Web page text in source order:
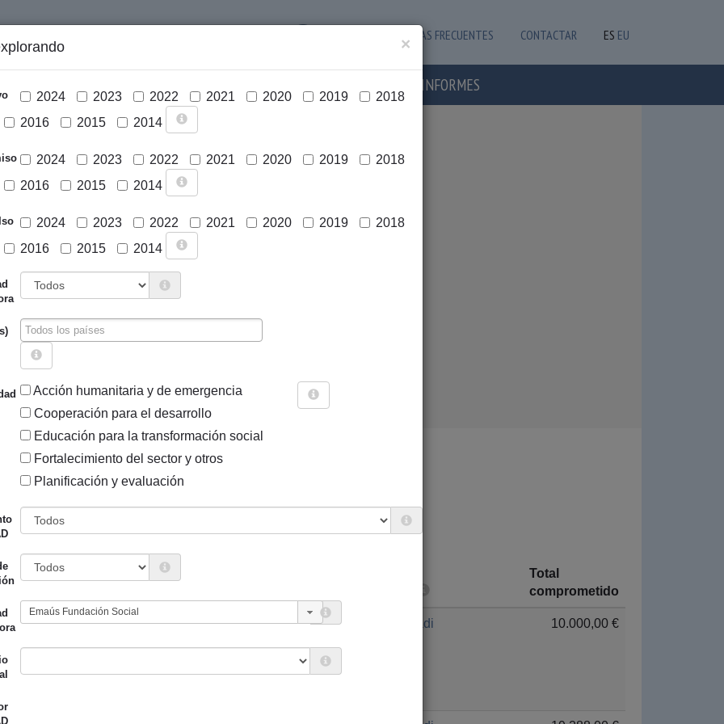
PREGUNTAS FRECUENTES CONTACTAR ES EU
NOTICIAS E INFORMES
Sigue explorando
×
2024 2023 2022 2021 2020 2019
2018
2016 2015 2014
2024 2023 2022 2021 2020 2019
2018
2016 2015 2014
2024 2023 2022 2021 2020 2019
2018
2016 2015 2014
Acción humanitaria y de emergencia
Cooperación para el desarrollo
Educación para la transformación social
Fortalecimiento del sector y otros
Planificación y evaluación
CUYO ENTIDAD CANALIZADORA ES EMAÚS FUNDACIÓN SOCIAL.
Total
comprometido
de San Sebastián Emaús 2019 Euskadi 10.000,00 €